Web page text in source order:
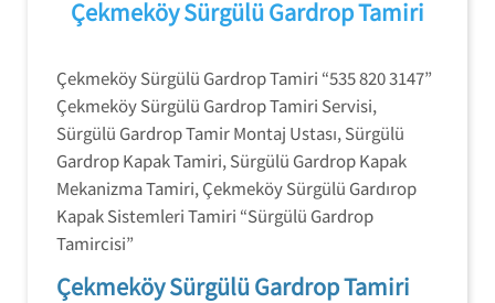
Çekmeköy Sürgülü Gardrop Tamiri
Çekmeköy Sürgülü Gardrop Tamiri “535 820 3147”
Çekmeköy Sürgülü Gardrop Tamiri Servisi,
Sürgülü Gardrop Tamir Montaj Ustası, Sürgülü
Gardrop Kapak Tamiri, Sürgülü Gardrop Kapak
Mekanizma Tamiri, Çekmeköy Sürgülü Gardırop
Kapak Sistemleri Tamiri “Sürgülü Gardrop
Tamircisi”
Çekmeköy Sürgülü Gardrop Tamiri